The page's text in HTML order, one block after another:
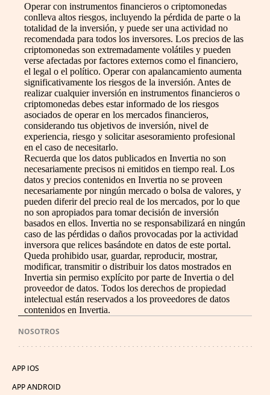
Operar con instrumentos financieros o criptomonedas
conlleva altos riesgos, incluyendo la pérdida de parte o la
totalidad de la inversión, y puede ser una actividad no
recomendada para todos los inversores. Los precios de las
criptomonedas son extremadamente volátiles y pueden
verse afectadas por factores externos como el financiero,
el legal o el político. Operar con apalancamiento aumenta
significativamente los riesgos de la inversión. Antes de
realizar cualquier inversión en instrumentos financieros o
criptomonedas debes estar informado de los riesgos
asociados de operar en los mercados financieros,
considerando tus objetivos de inversión, nivel de
experiencia, riesgo y solicitar asesoramiento profesional
en el caso de necesitarlo.
Recuerda que los datos publicados en Invertia no son
necesariamente precisos ni emitidos en tiempo real. Los
datos y precios contenidos en Invertia no se proveen
necesariamente por ningún mercado o bolsa de valores, y
pueden diferir del precio real de los mercados, por lo que
no son apropiados para tomar decisión de inversión
basados en ellos. Invertia no se responsabilizará en ningún
caso de las pérdidas o daños provocadas por la actividad
inversora que relices basándote en datos de este portal.
Queda prohibido usar, guardar, reproducir, mostrar,
modificar, transmitir o distribuir los datos mostrados en
Invertia sin permiso explícito por parte de Invertia o del
proveedor de datos. Todos los derechos de propiedad
intelectual están reservados a los proveedores de datos
contenidos en Invertia.
NOSOTROS
APP IOS
APP ANDROID